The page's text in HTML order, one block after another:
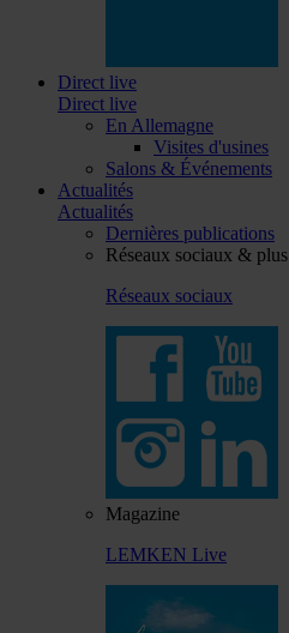
Direct live
Direct live
En Allemagne
Visites d'usines
Salons & Événements
Actualités
Actualités
Dernières publications
Réseaux sociaux & plus
Réseaux sociaux
Magazine
LEMKEN Live